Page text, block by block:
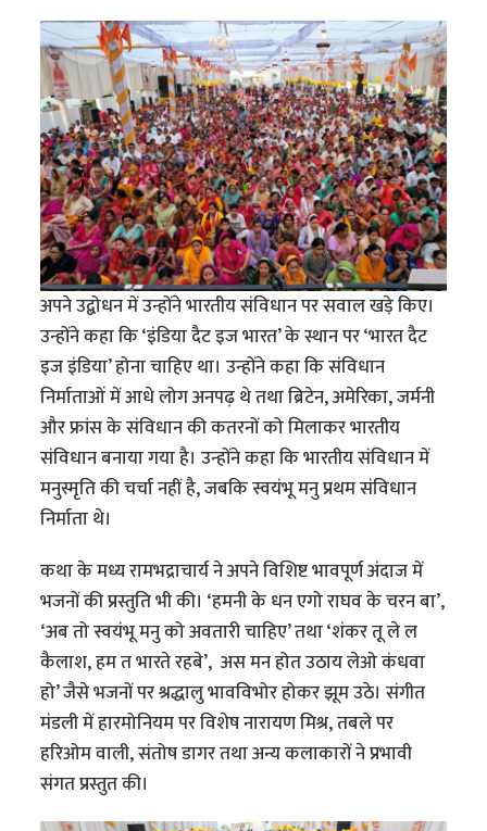
अपने उद्बोधन में उन्होंने भारतीय संविधान पर सवाल खड़े किए।
उन्होंने कहा कि ‘इंडिया दैट इज भारत’ के स्थान पर ‘भारत दैट
इज इंडिया’ होना चाहिए था। उन्होंने कहा कि संविधान
निर्माताओं में आधे लोग अनपढ़ थे तथा ब्रिटेन, अमेरिका, जर्मनी
और फ्रांस के संविधान की कतरनों को मिलाकर भारतीय
संविधान बनाया गया है। उन्होंने कहा कि भारतीय संविधान में
मनुस्मृति की चर्चा नहीं है, जबकि स्वयंभू मनु प्रथम संविधान
निर्माता थे।
कथा के मध्य रामभद्राचार्य ने अपने विशिष्ट भावपूर्ण अंदाज में
भजनों की प्रस्तुति भी की। ‘हमनी के धन एगो राघव के चरन बा’,
‘अब तो स्वयंभू मनु को अवतारी चाहिए’ तथा ‘शंकर तू ले ल
कैलाश, हम त भारते रहबे’, अस मन होत उठाय लेओ कंधवा
हो’ जैसे भजनों पर श्रद्धालु भावविभोर होकर झूम उठे। संगीत
मंडली में हारमोनियम पर विशेष नारायण मिश्र, तबले पर
हरिओम वाली, संतोष डागर तथा अन्य कलाकारों ने प्रभावी
संगत प्रस्तुत की।